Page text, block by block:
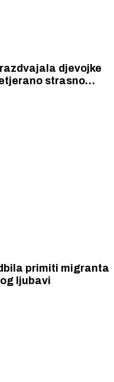
djevojke
strasno
primiti migranta
ljubavi